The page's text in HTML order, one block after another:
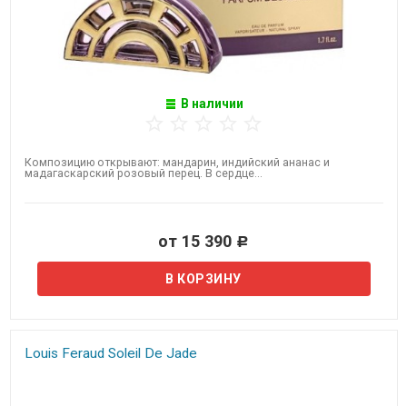
В наличии
Композицию открывают: мандарин, индийский ананас и
мадагаскарский розовый перец. В сердце...
от 15 390 Р
Louis Feraud Soleil De Jade​​​